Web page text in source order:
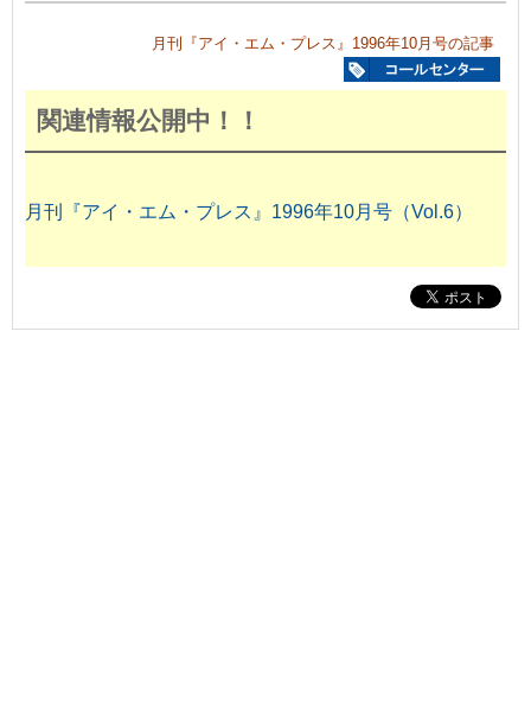
月刊『アイ・エム・プレス』1996年10月号の記事
関連情報公開中！！
月刊『アイ・エム・プレス』1996年10月号（Vol.6）